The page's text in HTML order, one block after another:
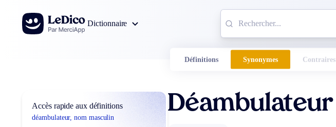
Aller au contenu
Dictionnaire
Définitions Synonymes Contraires
Accès rapide aux définitions
déambulateur, nom masculin
Déambulateur